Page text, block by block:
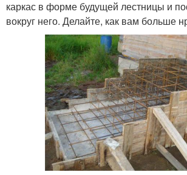
каркас в форме будущей лестницы и
вокруг него. Делайте, как вам больше